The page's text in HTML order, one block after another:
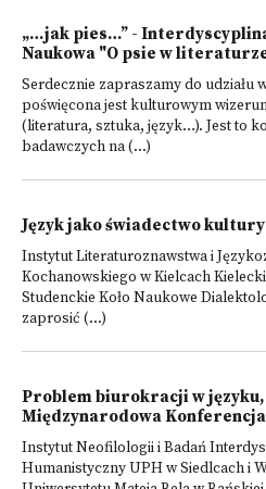
„…jak pies…” -
Naukowa "O psie w
Serdecznie zapraszamy do udziału
poświęcona jest kulturowym
(literatura, sztuka, język…). Jest to
badawczych na (...)
Język jako świadectwo kultury
Instytut Literaturoznawstwa i
Kochanowskiego w Kielcach
Studenckie Koło Naukowe
zaprosić (...)
Problem biurokracji w
Międzynarodowa
Instytut Neofilologii i Badań
Humanistyczny UPH w Siedlcach i